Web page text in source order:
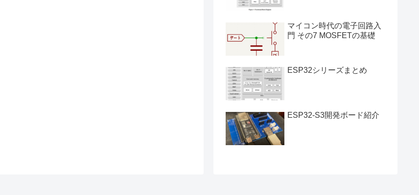
マイコン時代の電子回路入
門 その7 MOSFETの基礎
ESP32シリーズまとめ
ESP32-S3開発ボード紹介